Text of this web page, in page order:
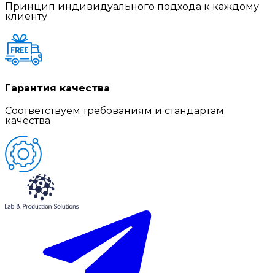
Принцип индивидуального подхода к каждому
клиенту
Гарантия качества
Соответствуем требованиям и стандартам
качества